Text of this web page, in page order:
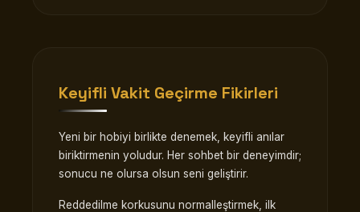
Keyifli Vakit Geçirme Fikirleri
Yeni bir hobiyi birlikte denemek, keyifli anılar
biriktirmenin yoludur. Her sohbet bir deneyimdir;
sonucu ne olursa olsun seni geliştirir.
Reddedilme korkusunu normalleştirmek, ilk